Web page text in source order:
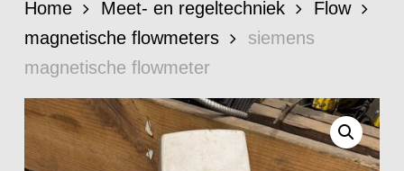
Home Meet- en regeltechniek
Flow
magnetische flowmeters
siemens
magnetische flowmeter